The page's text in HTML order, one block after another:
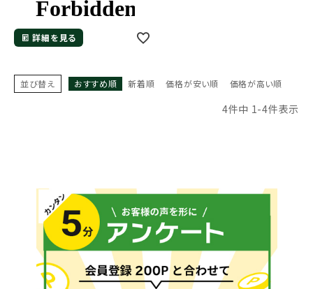
詳細を見る
並び替え おすすめ順 新着順 価格が安い順 価格が高い順
4件中 1-4件表示